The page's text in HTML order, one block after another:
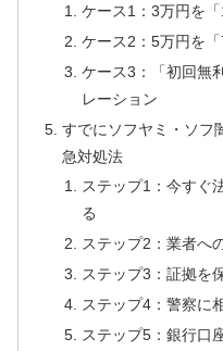
ケース1：3万円を
ケース2：5万円を
ケース3：「初回無
レーション
すでにソフヤミ・ソフ
急対処法
ステップ1：今すぐ
る
ステップ2：業者へ
ステップ3：証拠を
ステップ4：警察に
ステップ5：銀行口